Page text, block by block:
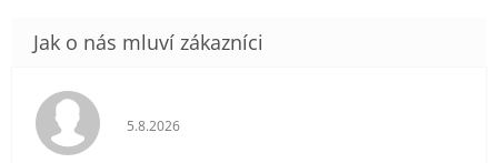
Hodnocení obchodu je 5 z 5 hvězdiček.
5.8.2026